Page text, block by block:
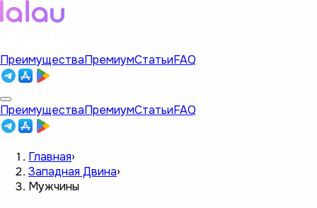
ПреимуществаПремиумСтатьиFAQ
ПреимуществаПремиумСтатьиFAQ
Главная›
Западная Двина›
Мужчины